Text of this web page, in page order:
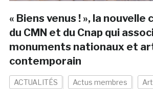
« Biens venus ! », la
du CMN et du Cnap qui
monuments nationaux et
contemporain
ACTUALITÉS Actus membres